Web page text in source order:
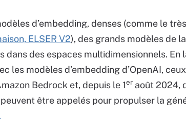
d’embedding, denses (comme le
ELSER V2), des grands modèles de
dans des espaces multidimensionnels. En
les modèles d’embedding d’OpenAI,
Bedrock et, depuis le 1er août 2024,
être appelés pour propulser la